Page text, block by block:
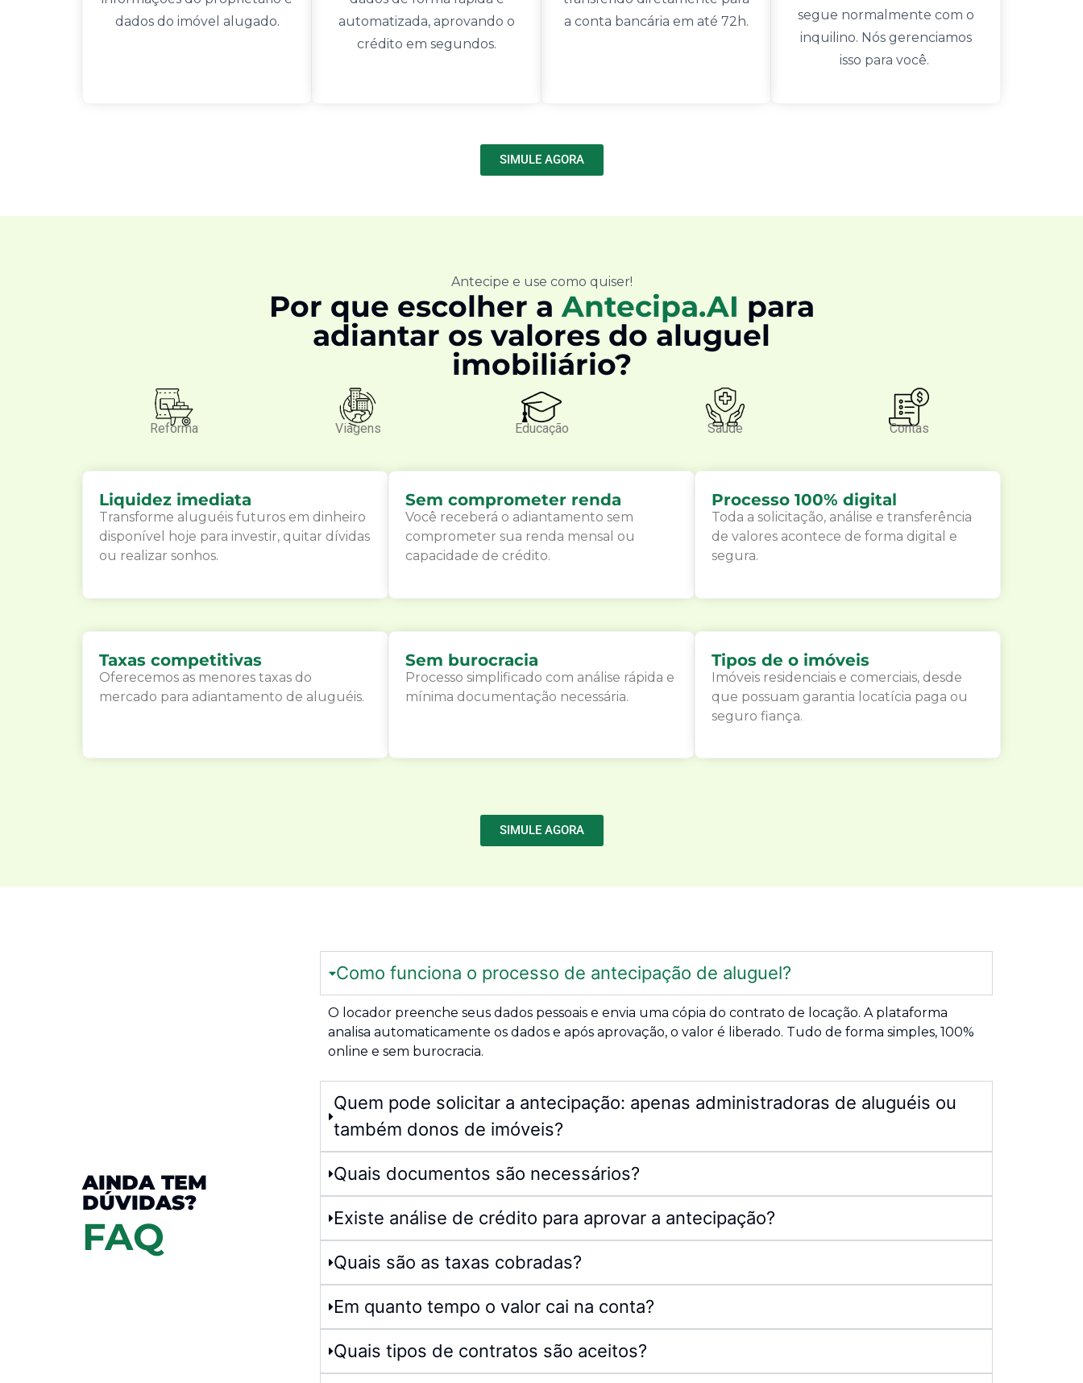
dados do imóvel alugado.
automatizada, aprovando o
crédito em segundos.
a conta bancária em até 72h.
segue normalmente com o
inquilino. Nós gerenciamos
isso para você.
SIMULE AGORA
Antecipe e use como quiser!
Por que escolher aAntecipa.AI para
adiantar os valores do aluguel
imobiliário?
Reforma Viagens Educação Saúde Contas
Liquidez imediata
Transforme aluguéis futuros em dinheiro
disponível hoje para investir, quitar dívidas
ou realizar sonhos.
Sem comprometer renda
Você receberá o adiantamento sem
comprometer sua renda mensal ou
capacidade de crédito.
Processo 100% digital
Toda a solicitação, análise e transferência
de valores acontece de forma digital e
segura.
Taxas competitivas
Oferecemos as menores taxas do
mercado para adiantamento de aluguéis.
Sem burocracia
Processo simplificado com análise rápida e
mínima documentação necessária.
Tipos de o imóveis
Imóveis residenciais e comerciais, desde
que possuam garantia locatícia paga ou
seguro fiança.
SIMULE AGORA
AINDA TEM
DÚVIDAS?
FAQ
Como funciona o processo de antecipação de aluguel?
O locador preenche seus dados pessoais e envia uma cópia do contrato de locação. A plataforma
analisa automaticamente os dados e após aprovação, o valor é liberado. Tudo de forma simples, 100%
online e sem burocracia.
Quem pode solicitar a antecipação: apenas administradoras de aluguéis ou
também donos de imóveis?
Quais documentos são necessários?
Existe análise de crédito para aprovar a antecipação?
Quais são as taxas cobradas?
Em quanto tempo o valor cai na conta?
Quais tipos de contratos são aceitos?